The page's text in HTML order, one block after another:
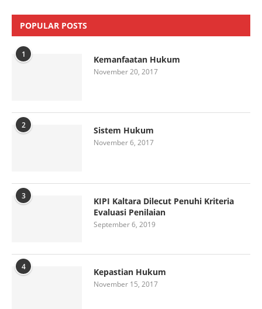
POPULAR POSTS
1 Kemanfaatan Hukum
November 20, 2017
2 Sistem Hukum
November 6, 2017
3
KIPI Kaltara Dilecut Penuhi Kriteria
Evaluasi Penilaian
September 6, 2019
4 Kepastian Hukum
November 15, 2017